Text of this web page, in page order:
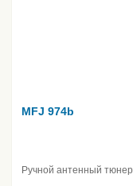
MFJ 974b
Ручной антенный тюнер